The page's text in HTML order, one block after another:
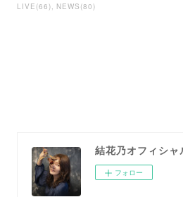
LIVE (66) NEWS (80)
結花乃オフィシャ
フォロー